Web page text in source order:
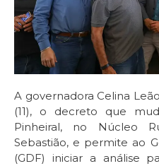
A governadora Celina
(11), o decreto que
Pinheiral, no Núcleo
Sebastião, e permite ao
(GDF) iniciar a análise